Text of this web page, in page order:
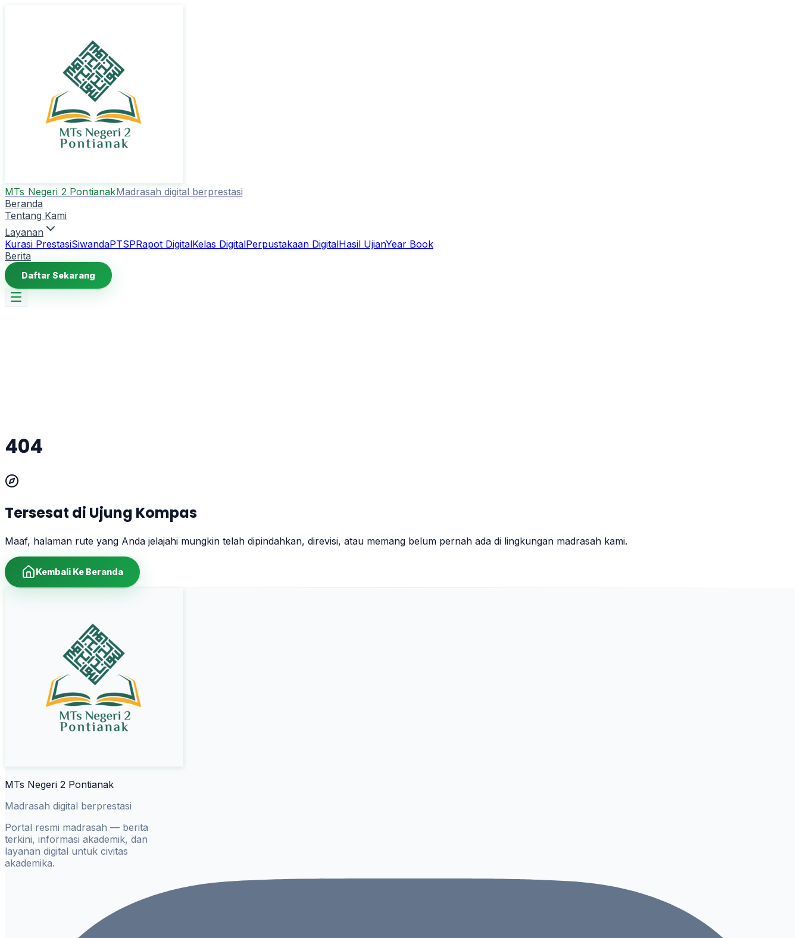
MTs Negeri 2 PontianakMadrasah digital berprestasi
Beranda
Tentang Kami
Layanan
Kurasi PrestasiSiwandaPTSPRapot DigitalKelas DigitalPerpustakaan DigitalHasil UjianYear Book
Berita
Daftar Sekarang
404
Tersesat di Ujung Kompas
Maaf, halaman rute yang Anda jelajahi mungkin telah dipindahkan, direvisi, atau memang belum pernah ada di lingkungan madrasah kami.
Kembali Ke Beranda
MTs Negeri 2 Pontianak
Madrasah digital berprestasi
Portal resmi madrasah — berita
terkini, informasi akademik, dan
layanan digital untuk civitas
akademika.